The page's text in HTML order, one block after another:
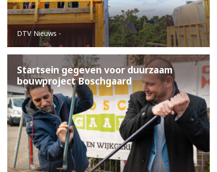
Zin om mee te helpen?
Blog
In de media
DTV Nieuws -
Startsein gegeven voor duurzaam
bouwproject Boschgaard